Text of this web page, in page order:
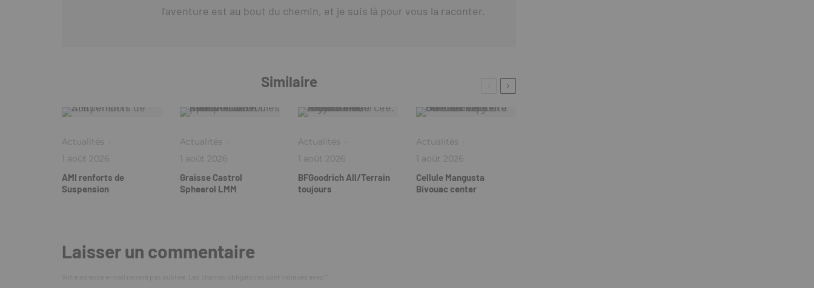
l'aventure est au bout du chemin, et je suis là pour vous la raconter.
Similaire
Actualités ·
1 août 2026
AMI renforts de
Suspension
Actualités ·
1 août 2026
Graisse Castrol
Spheerol LMM
Actualités ·
1 août 2026
BFGoodrich All/Terrain
toujours
Actualités ·
1 août 2026
Cellule Mangusta
Bivouac center
Laisser un commentaire